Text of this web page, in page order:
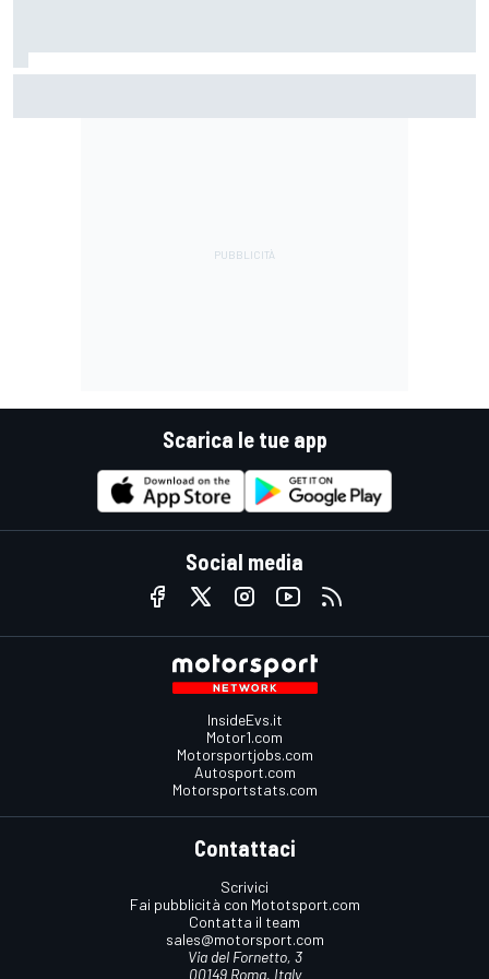
Scarica le tue app
Social media
InsideEvs.it
Motor1.com
Motorsportjobs.com
Autosport.com
Motorsportstats.com
Contattaci
Scrivici
Fai pubblicità con Mototsport.com
Contatta il team
sales@motorsport.com
Via del Fornetto, 3
00149 Roma, Italy